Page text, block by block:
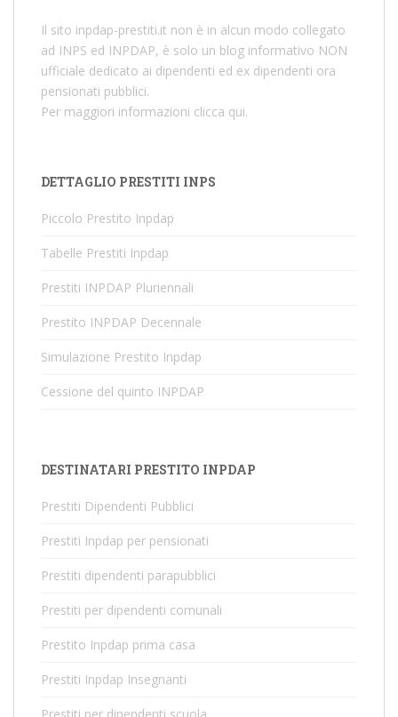
Il sito inpdap-prestiti.it non è in alcun modo collegato
ad INPS ed INPDAP, è solo un blog informativo NON
ufficiale dedicato ai dipendenti ed ex dipendenti ora
pensionati pubblici.
Per maggiori informazioni clicca qui.
DETTAGLIO PRESTITI INPS
Piccolo Prestito Inpdap
Tabelle Prestiti Inpdap
Prestiti INPDAP Pluriennali
Prestito INPDAP Decennale
Simulazione Prestito Inpdap
Cessione del quinto INPDAP
DESTINATARI PRESTITO INPDAP
Prestiti Dipendenti Pubblici
Prestiti Inpdap per pensionati
Prestiti dipendenti parapubblici
Prestiti per dipendenti comunali
Prestito Inpdap prima casa
Prestiti Inpdap Insegnanti